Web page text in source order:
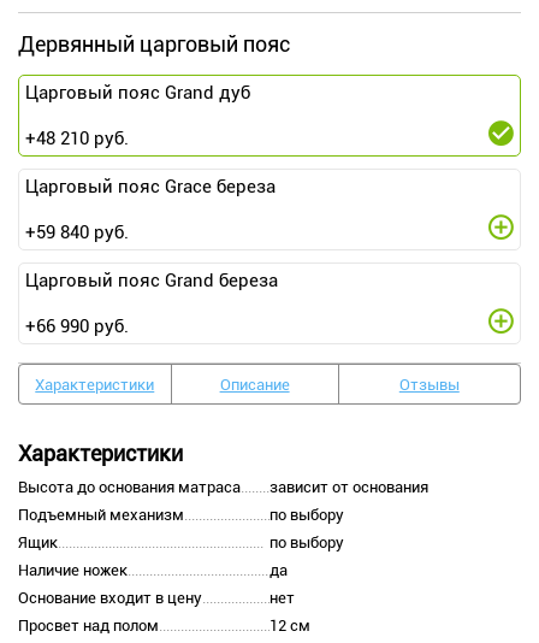
Дервянный царговый пояс
Царговый пояс Grand дуб
+48 210 руб.
Царговый пояс Grace береза
+59 840 руб.
Царговый пояс Grand береза
+66 990 руб.
Характеристики Описание Отзывы
Характеристики
Высота до основания матраса
зависит от основания
Подъемный механизм
по выбору
Ящик
по выбору
Наличие ножек
да
Основание входит в цену
нет
Просвет над полом
12 см